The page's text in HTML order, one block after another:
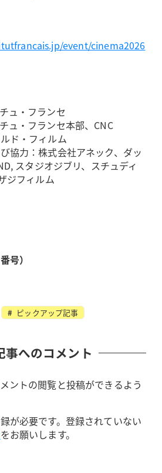
event/cinema2026
ュ・フランセ
ュ・フランセ本部、CNC
ド・フィルム
協力：株式会社アネック、ダッ
スタジオジブリ、スチュディ
ジフィルム
号）
ピックアップ記事
事へのコメント
ントの閲覧と投稿ができるよう
が必要です。登録されていない
をお願いします。